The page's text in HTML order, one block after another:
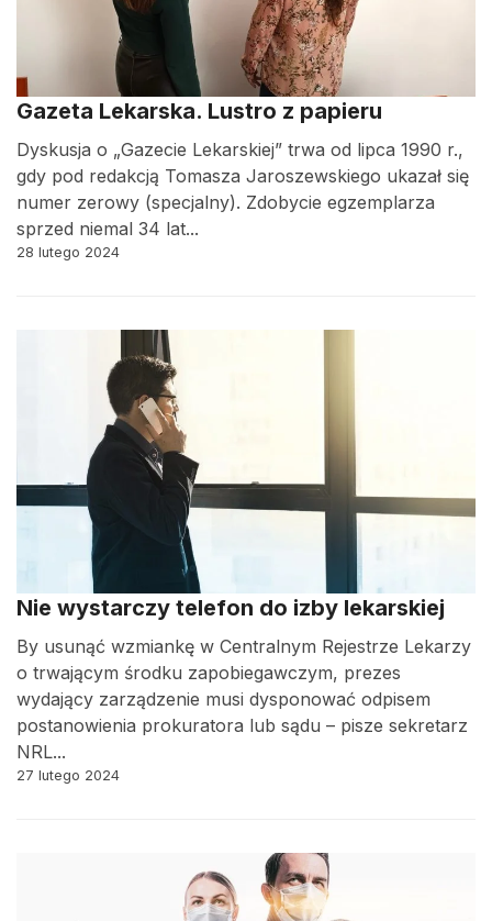
Gazeta Lekarska. Lustro z papieru
Dyskusja o „Gazecie Lekarskiej” trwa od lipca 1990 r.,
gdy pod redakcją Tomasza Jaroszewskiego ukazał się
numer zerowy (specjalny). Zdobycie egzemplarza
sprzed niemal 34 lat...
28 lutego 2024
Nie wystarczy telefon do izby lekarskiej
By usunąć wzmiankę w Centralnym Rejestrze Lekarzy
o trwającym środku zapobiegawczym, prezes
wydający zarządzenie musi dysponować odpisem
postanowienia prokuratora lub sądu – pisze sekretarz
NRL...
27 lutego 2024